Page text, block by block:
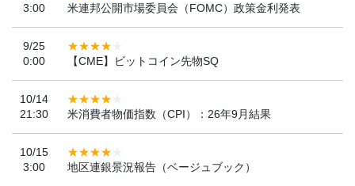
3:00
米連邦公開市場委員会（FOMC）政策金利発表
9/25
0:00
【CME】ビットコイン先物SQ
10/14
21:30
米消費者物価指数（CPI）：26年9月結果
10/15
3:00
地区連銀景況報告（ベージュブック）